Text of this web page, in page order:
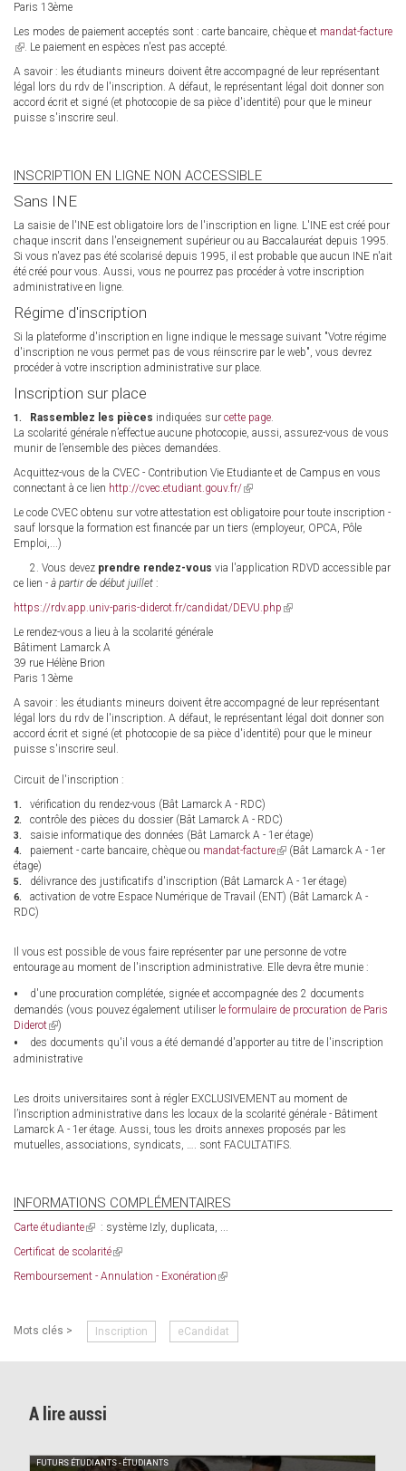
Paris 13ème
Les modes de paiement acceptés sont : carte bancaire, chèque et mandat-facture
(link
external)
. Le paiement en espèces n'est pas accepté.
A savoir : les étudiants mineurs doivent être accompagné de leur représentant
légal lors du rdv de l'inscription. A défaut, le représentant légal doit donner son
accord écrit et signé (et photocopie de sa pièce d'identité) pour que le mineur
puisse s'inscrire seul.
INSCRIPTION EN LIGNE NON ACCESSIBLE
Sans INE
La saisie de l'INE est obligatoire lors de l'inscription en ligne. L'INE est créé pour
chaque inscrit dans l'enseignement supérieur ou au Baccalauréat depuis 1995.
Si vous n'avez pas été scolarisé depuis 1995, il est probable que aucun INE n'ait
été créé pour vous. Aussi, vous ne pourrez pas procéder à votre inscription
administrative en ligne.
Régime d'inscription
Si la plateforme d'inscription en ligne indique le message suivant "Votre régime
d'inscription ne vous permet pas de vous réinscrire par le web", vous devrez
procéder à votre inscription administrative sur place.
Inscription sur place
Rassemblez les pièces indiquées surcette page.
La scolarité générale n’effectue aucune photocopie, aussi, assurez-vous de vous
munir de l’ensemble des pièces demandées.
Acquittez-vous de la CVEC - Contribution Vie Etudiante et de Campus en vous
connectant à ce lien http://cvec.etudiant.gouv.fr/(link
external)
Le code CVEC obtenu sur votre attestation est obligatoire pour toute inscription -
sauf lorsque la formation est financée par un tiers (employeur, OPCA, Pôle
Emploi,...)
2. Vous devez prendre rendez-vous via l'application RDVD accessible par
ce lien - à partir de début juillet :
https://rdv.app.univ-paris-diderot.fr/candidat/DEVU.php (link
Le rendez-vous a lieu à la scolarité générale
Bâtiment Lamarck A
39 rue Hélène Brion
Paris 13ème
A savoir : les étudiants mineurs doivent être accompagné de leur représentant
légal lors du rdv de l'inscription. A défaut, le représentant légal doit donner son
accord écrit et signé (et photocopie de sa pièce d'identité) pour que le mineur
puisse s'inscrire seul.
Circuit de l'inscription :
vérification du rendez-vous (Bât Lamarck A - RDC)
contrôle des pièces du dossier (Bât Lamarck A - RDC)
saisie informatique des données (Bât Lamarck A - 1er étage)
paiement - carte bancaire, chèque ou mandat-facture(link
external)
(Bât Lamarck A - 1er
étage)
délivrance des justificatifs d'inscription (Bât Lamarck A - 1er étage)
activation de votre Espace Numérique de Travail (ENT) (Bât Lamarck A -
RDC)
Il vous est possible de vous faire représenter par une personne de votre
entourage au moment de l'inscription administrative. Elle devra être munie :
d'une procuration complétée, signée et accompagnée des 2 documents
demandés (vous pouvez également utiliser le formulaire de procuration de Paris
Diderot(link
is
external)
)
des documents qu'il vous a été demandé d'apporter au titre de l'inscription
administrative
Les droits universitaires sont à régler EXCLUSIVEMENT au moment de
l’inscription administrative dans les locaux de la scolarité générale - Bâtiment
Lamarck A - 1er étage. Aussi, tous les droits annexes proposés par les
mutuelles, associations, syndicats, …. sont FACULTATIFS.
INFORMATIONS COMPLÉMENTAIRES
Carte étudiante(link
external)
: système Izly, duplicata, ...
Certificat de scolarité(link
external)
Remboursement - Annulation - Exonération (link
Mots clés >
Inscription eCandidat
A lire aussi
FUTURS ÉTUDIANTS - ÉTUDIANTS